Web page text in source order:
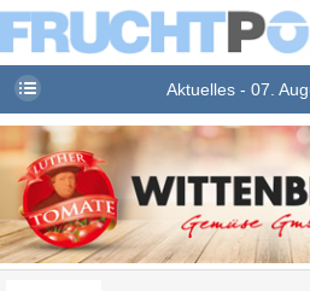
Aktuelles - 07.